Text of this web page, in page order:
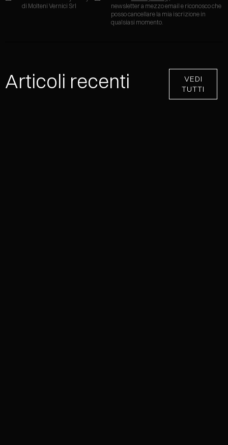
di Molteni Vernici Srl
newsletter a mezzo email e riconosco che
posso cancellare la mia iscrizione in
qualsiasi momento.
Articoli recenti
VEDI
TUTTI